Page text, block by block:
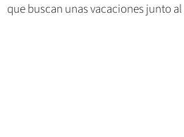
que buscan unas vacaciones junto al